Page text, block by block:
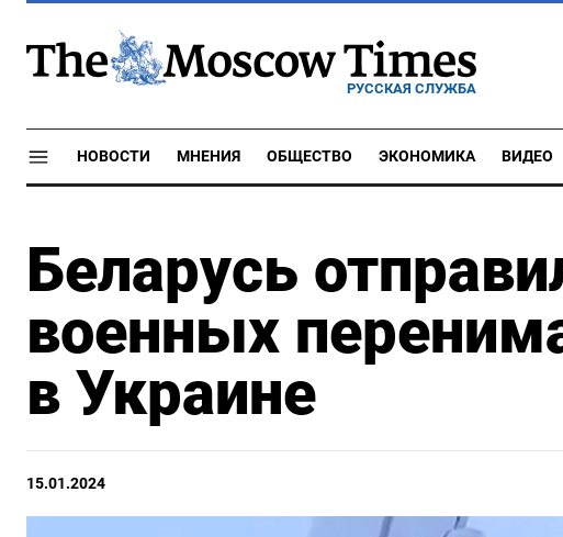
РУССКАЯ СЛУЖБА
НОВОСТИ МНЕНИЯ ОБЩЕСТВО ЭКОНОМИКА ВИДЕО
Беларусь
военных
в Украине
15.01.2024